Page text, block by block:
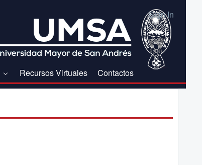
Sign In
Recursos Virtuales Contactos